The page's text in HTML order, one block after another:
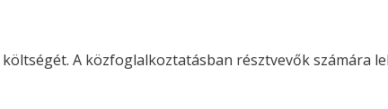
A közfoglalkoztatásban résztvevők számára